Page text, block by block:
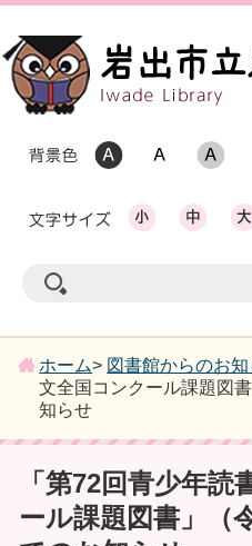
ホーム> 図書館からのお
文全国コンクール課題図
知らせ
「第72回青少年読
ール課題図書」（